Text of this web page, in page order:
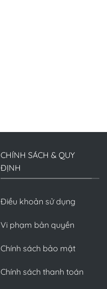
CHÍNH SÁCH & QUY
ĐỊNH
Điều khoản sử dụng
Vi phạm bản quyền
Chính sách bảo mật
Chính sách thanh toán